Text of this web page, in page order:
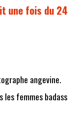
une fois du 24
angevine.
les femmes badass